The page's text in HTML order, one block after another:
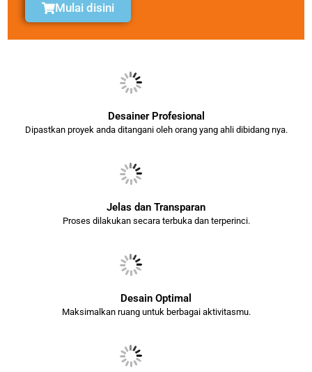
Mulai disini
Desainer Profesional
Dipastkan proyek anda ditangani oleh orang yang ahli dibidang nya.
Jelas dan Transparan
Proses dilakukan secara terbuka dan terperinci.
Desain Optimal
Maksimalkan ruang untuk berbagai aktivitasmu.